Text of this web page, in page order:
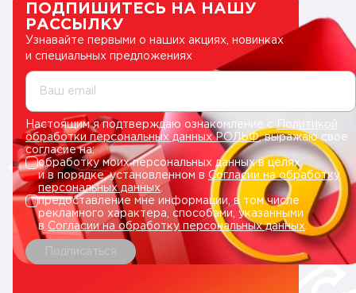
ПОДПИШИТЕСЬ НА НАШУ
РАССЫЛКУ
Узнавайте первыми о наших акциях, новинках
и специальных предложениях
Ваш email
Настоящим я подтверждаю ознакомление сПолитикой
обработки персональных данных РОЛЬФ, выражаю свое
согласие на:
обработку моих персональных данных в целях
и в порядке, установленном в Согласии на обработку
персональных данных.
предоставление мне информации, в том числе
рекламного характера, способами, указанными
в Согласии на обработку персональных данных
Подписаться